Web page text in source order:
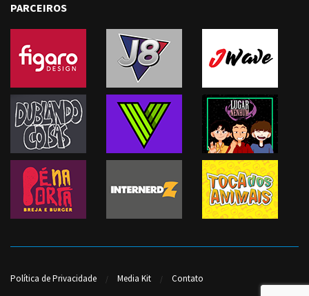
PARCEIROS
Política de Privacidade Media Kit Contato